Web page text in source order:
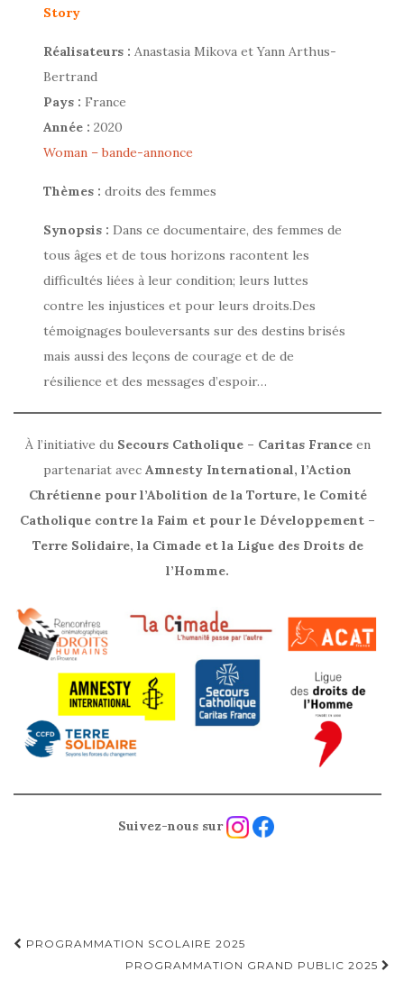
Story
Réalisateurs : Anastasia Mikova et Yann Arthus-
Bertrand
Pays : France
Année : 2020
Woman – bande-annonce
Thèmes : droits des femmes
Synopsis : Dans ce documentaire, des femmes de
tous âges et de tous horizons racontent les
difficultés liées à leur condition; leurs luttes
contre les injustices et pour leurs droits.Des
témoignages bouleversants sur des destins brisés
mais aussi des leçons de courage et de de
résilience et des messages d’espoir…
À l’initiative du Secours Catholique – Caritas Franceen
partenariat avec Amnesty International, l’Action
Chrétienne pour l’Abolition de la Torture, le Comité
Catholique contre la Faim et pour le Développement –
Terre Solidaire, la Cimade et la Ligue des Droits de
l’Homme.
Suivez-nous sur
Navigation
PROGRAMMATION SCOLAIRE 2025
PROGRAMMATION GRAND PUBLIC 2025